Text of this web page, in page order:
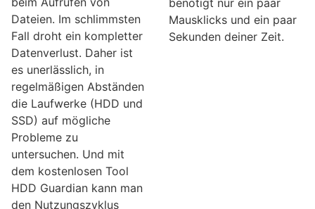
Dateien. Im schlimmsten
Fall droht ein kompletter
Datenverlust. Daher ist
es unerlässlich, in
regelmäßigen Abständen
die Laufwerke (HDD und
SSD) auf mögliche
Probleme zu
untersuchen. Und mit
dem kostenlosen Tool
HDD Guardian kann man
den Nutzungszyklus
benötigt nur ein paar
Mausklicks und ein paar
Sekunden deiner Zeit.